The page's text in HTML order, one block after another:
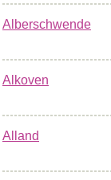
Alberschwende
Alkoven
Alland